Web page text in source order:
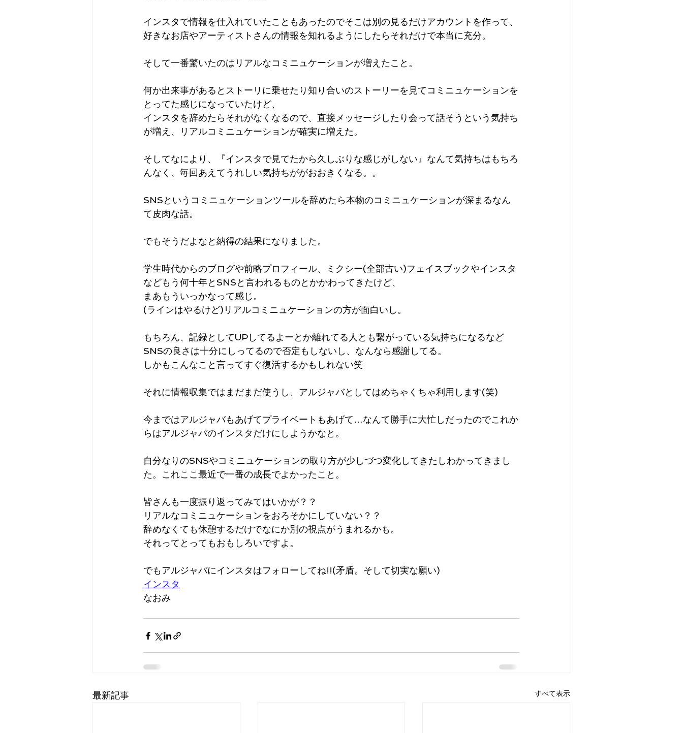
インスタで情報を仕入れていたこともあったのでそこは別の見るだけアカウントを作って、
好きなお店やアーティストさんの情報を知れるようにしたらそれだけで本当に充分。
そして一番驚いたのはリアルなコミニュケーションが増えたこと。
何か出来事があるとストーリに乗せたり知り合いのストーリーを見てコミニュケーションを
とってた感じになっていたけど、
インスタを辞めたらそれがなくなるので、直接メッセージしたり会って話そうという気持ち
が増え、リアルコミニュケーションが確実に増えた。
そしてなにより、『インスタで見てたから久しぶりな感じがしない』なんて気持ちはもちろ
んなく、毎回あえてうれしい気持ちががおおきくなる。。
SNSというコミニュケーションツールを辞めたら本物のコミニュケーションが深まるなん
て皮肉な話。
でもそうだよなと納得の結果になりました。
学生時代からのブログや前略プロフィール、ミクシー(全部古い)フェイスブックやインスタ
などもう何十年とSNSと言われるものとかかわってきたけど、
まあもういっかなって感じ。
(ラインはやるけど)リアルコミニュケーションの方が面白いし。
もちろん、記録としてUPしてるよーとか離れてる人とも繋がっている気持ちになるなど
SNSの良さは十分にしってるので否定もしないし、なんなら感謝してる。
しかもこんなこと言ってすぐ復活するかもしれない笑
それに情報収集ではまだまだ使うし、アルジャバとしてはめちゃくちゃ利用します(笑)
今まではアルジャバもあげてプライベートもあげて…なんて勝手に大忙しだったのでこれか
らはアルジャバのインスタだけにしようかなと。
自分なりのSNSやコミニュケーションの取り方が少しづつ変化してきたしわかってきまし
た。これここ最近で一番の成長でよかったこと。
皆さんも一度振り返ってみてはいかが？？
リアルなコミニュケーションをおろそかにしていない？？
辞めなくても休憩するだけでなにか別の視点がうまれるかも。
それってとってもおもしろいですよ。
でもアルジャバにインスタはフォローしてね!!(矛盾。そして切実な願い)
インスタ
なおみ
最新記事 すべて表示